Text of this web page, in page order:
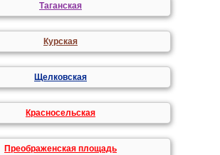
Таганская
Курская
Щелковская
Красносельская
Преображенская площадь